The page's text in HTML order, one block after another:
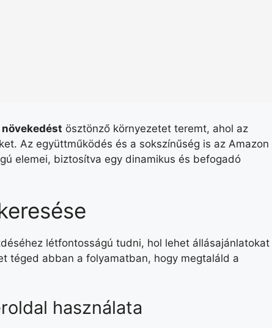
növekedést ösztönző környezetet teremt, ahol az
Az együttműködés és a sokszínűség is az Amazon
elemei, biztosítva egy dinamikus és befogadó
létfontosságú tudni, hol lehet állásajánlatokat
téged abban a folyamatban, hogy megtaláld a
használata